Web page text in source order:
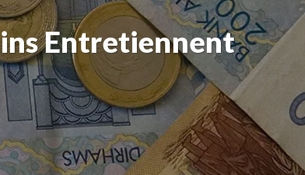
Entretiennent